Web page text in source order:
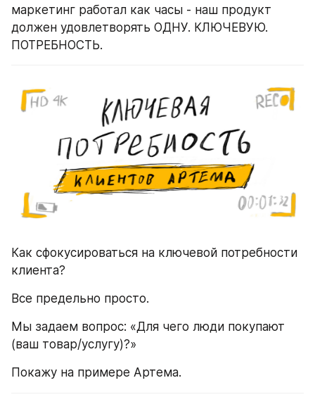
маркетинг работал как часы - наш продукт
должен удовлетворять ОДНУ. КЛЮЧЕВУЮ.
ПОТРЕБНОСТЬ.
Как сфокусироваться на ключевой потребности
клиента?
Все предельно просто.
Мы задаем вопрос: «Для чего люди покупают
(ваш товар/услугу)?»
Покажу на примере Артема.